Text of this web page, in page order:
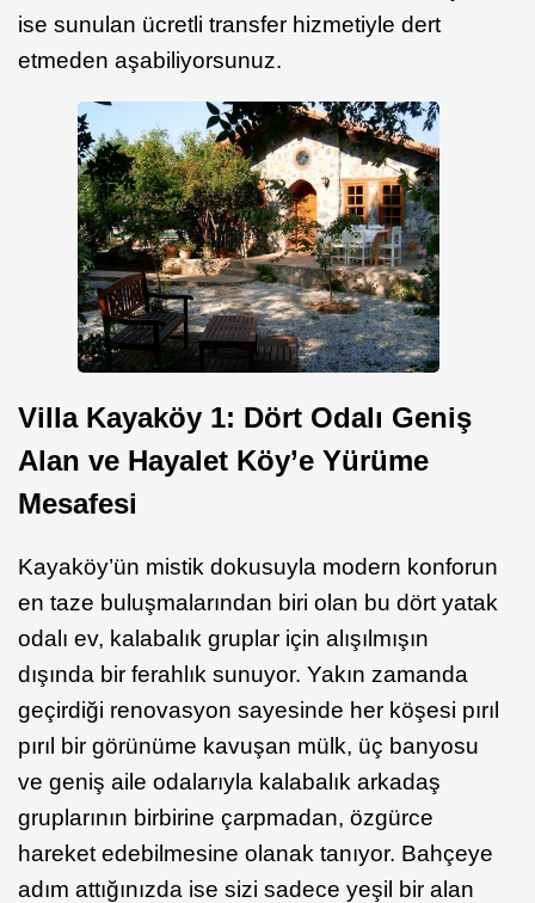
ise sunulan ücretli transfer hizmetiyle dert
etmeden aşabiliyorsunuz.
Villa Kayaköy 1: Dört Odalı Geniş
Alan ve Hayalet Köy’e Yürüme
Mesafesi
Kayaköy’ün mistik dokusuyla modern konforun
en taze buluşmalarından biri olan bu dört yatak
odalı ev, kalabalık gruplar için alışılmışın
dışında bir ferahlık sunuyor. Yakın zamanda
geçirdiği renovasyon sayesinde her köşesi pırıl
pırıl bir görünüme kavuşan mülk, üç banyosu
ve geniş aile odalarıyla kalabalık arkadaş
gruplarının birbirine çarpmadan, özgürce
hareket edebilmesine olanak tanıyor. Bahçeye
adım attığınızda ise sizi sadece yeşil bir alan